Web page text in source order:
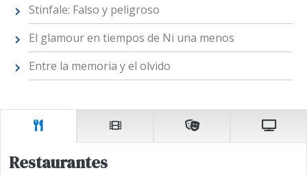
Stinfale: Falso y peligroso
El glamour en tiempos de Ni una menos
Entre la memoria y el olvido
Restaurantes